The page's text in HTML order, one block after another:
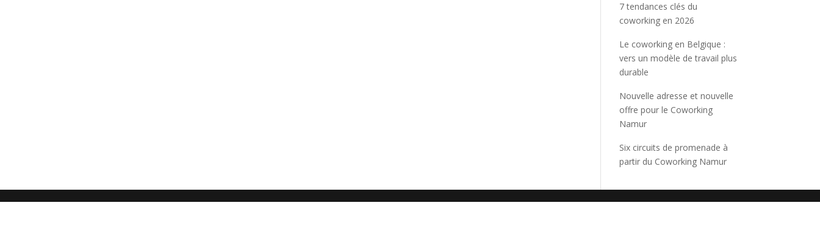
7 tendances clés du
coworking en 2026
Le coworking en Belgique :
vers un modèle de travail plus
durable
Nouvelle adresse et nouvelle
offre pour le Coworking
Namur
Six circuits de promenade à
partir du Coworking Namur